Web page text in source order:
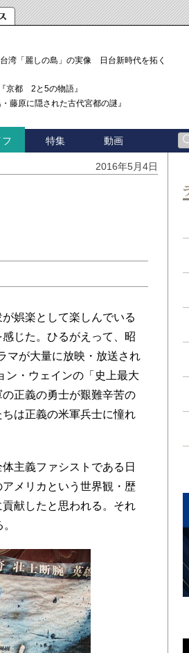
湾「麗しの島」の実像 日台新時代を拓く「3
京都 2と5の物語』
藤原に隠された古代宮都の謎』
フ 特集 動画
2016年5月4日
娯楽として楽しんでいる
じた。ひるがえって、昭
マが大量に放映・放送され
ン・ウェインの「史上最大
正義の勇士が艱難辛苦の
は正義の米軍兵士に憧れ
主義ファシストである日
メリカという世界観・歴
献したと思われる。それ